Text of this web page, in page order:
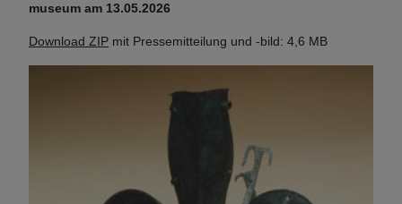
museum am 13.05.2026
Download ZIP mit Pressemitteilung und -bild: 4,6 MB